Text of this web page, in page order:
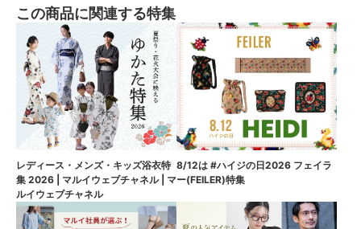
この商品に関連する特集
レディース・メンズ・キッズ浴衣特
集 2026 | マルイウェブチャネル | マ
ルイウェブチャネル
8/12は #ハイジの日2026 フェイラ
ー(FEILER)特集